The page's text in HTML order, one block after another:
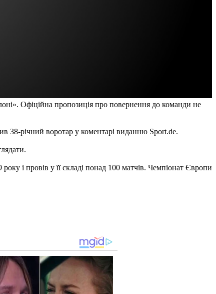
Офіційна пропозиція про повернення до команди не
38-річний воротар у коментарі виданню Sport.de.
і провів у її складі понад 100 матчів. Чемпіонат Європи